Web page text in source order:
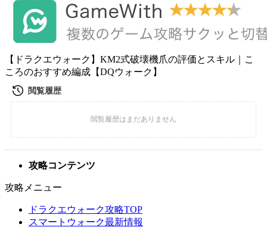
【ドラクエウォーク】KM2式破壊機爪の評価とスキル｜こ
ころのおすすめ編成【DQウォーク】
攻略コンテンツ
攻略メニュー
ドラクエウォーク攻略TOP
スマートウォーク最新情報